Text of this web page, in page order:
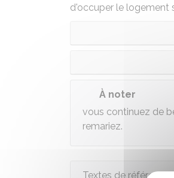
d'occuper le logement
À noter
vous continuez de
remariez.
Textes de référence